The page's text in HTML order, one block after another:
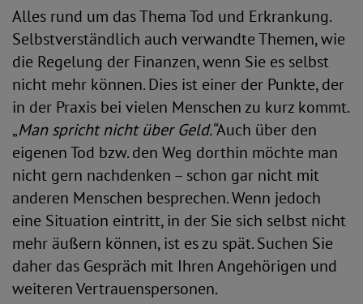
Alles rund um das Thema Tod und Erkrankung.
Selbstverständlich auch verwandte Themen, wie
die Regelung der Finanzen, wenn Sie es selbst
nicht mehr können. Dies ist einer der Punkte, der
in der Praxis bei vielen Menschen zu kurz kommt.
„Man spricht nicht über Geld.“Auch über den
eigenen Tod bzw. den Weg dorthin möchte man
nicht gern nachdenken – schon gar nicht mit
anderen Menschen besprechen. Wenn jedoch
eine Situation eintritt, in der Sie sich selbst nicht
mehr äußern können, ist es zu spät. Suchen Sie
daher das Gespräch mit Ihren Angehörigen und
weiteren Vertrauenspersonen.